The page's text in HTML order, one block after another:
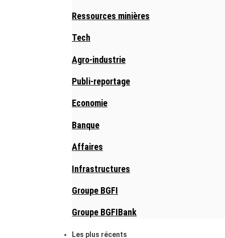
Ressources minières
Tech
Agro-industrie
Publi-reportage
Economie
Banque
Affaires
Infrastructures
Groupe BGFI
Groupe BGFIBank
Les plus récents